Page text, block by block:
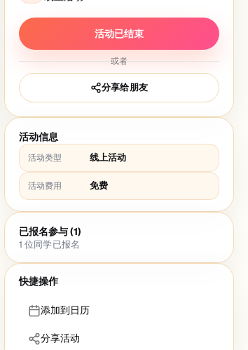
活动已结束
或者
分享给朋友
活动信息
活动类型 线上活动
活动费用 免费
已报名参与 (1)
1 位同学已报名
快捷操作
添加到日历
分享活动